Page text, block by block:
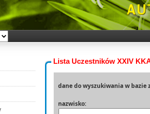
Lista Uczestników XXIV
dane do wyszukiwania w bazie
nazwisko: